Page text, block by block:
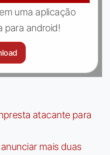
uma aplicação
para android!
atacante para
mais duas